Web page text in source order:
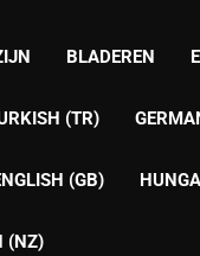
BLADEREN
(TR)
(GB)
(NZ)